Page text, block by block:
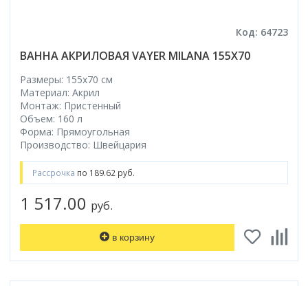
Код: 64723
ВАННА АКРИЛОВАЯ VAYER MILANA 155X70
Размеры: 155x70 cм
Материал: Акрил
Монтаж: Пристенный
Объем: 160 л
Форма: Прямоугольная
Производство: Швейцария
Рассрочка по 189.62 руб.
1 517.00 руб.
в корзину